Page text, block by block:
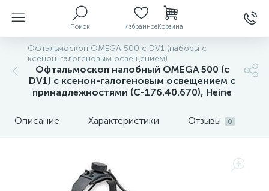
Поиск ИзбранноеКорзина
Офтальмоскоп OMEGA 500 с DV1 (наборы с
ксенон-галогеновым освещением)
Офтальмоскоп налобный OMEGA 500 (с
DV1) с ксенон-галогеновым освещением с
принадлежностями (С-176.40.670), Heine
Описание Характеристики Отзывы 0